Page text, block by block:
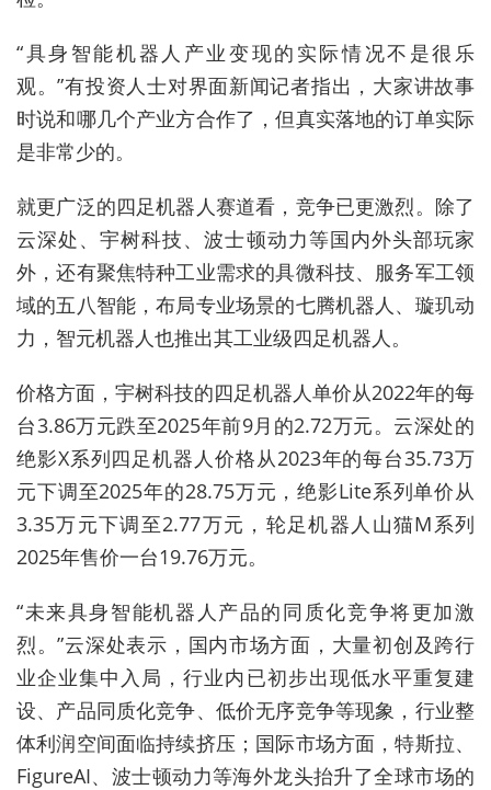
“具身智能机器人产业变现的实际情况不是很乐
观。”有投资人士对界面新闻记者指出，大家讲故事
时说和哪几个产业方合作了，但真实落地的订单实际
是非常少的。
就更广泛的四足机器人赛道看，竞争已更激烈。除了
云深处、宇树科技、波士顿动力等国内外头部玩家
外，还有聚焦特种工业需求的具微科技、服务军工领
域的五八智能，布局专业场景的七腾机器人、璇玑动
力，智元机器人也推出其工业级四足机器人。
价格方面，宇树科技的四足机器人单价从2022年的每
台3.86万元跌至2025年前9月的2.72万元。云深处的
绝影X系列四足机器人价格从2023年的每台35.73万
元下调至2025年的28.75万元，绝影Lite系列单价从
3.35万元下调至2.77万元，轮足机器人山猫M系列
2025年售价一台19.76万元。
“未来具身智能机器人产品的同质化竞争将更加激
烈。”云深处表示，国内市场方面，大量初创及跨行
业企业集中入局，行业内已初步出现低水平重复建
设、产品同质化竞争、低价无序竞争等现象，行业整
体利润空间面临持续挤压；国际市场方面，特斯拉、
FigureAI、波士顿动力等海外龙头抬升了全球市场的